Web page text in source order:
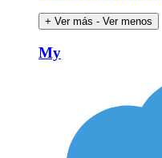
+ Ver más - Ver menos
My